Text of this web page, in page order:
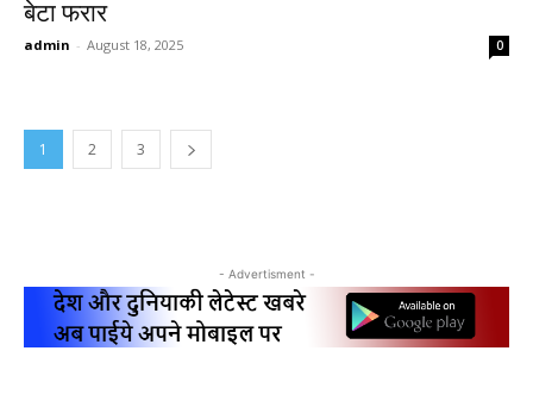
बेटा फरार
admin - August 18, 2025 0
1 2 3
- Advertisment -